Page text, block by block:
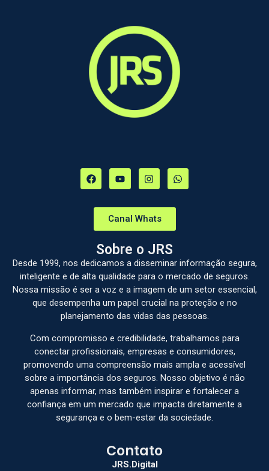
Canal Whats
Sobre o JRS
Desde 1999, nos dedicamos a disseminar informação segura,
inteligente e de alta qualidade para o mercado de seguros.
Nossa missão é ser a voz e a imagem de um setor essencial,
que desempenha um papel crucial na proteção e no
planejamento das vidas das pessoas.
Com compromisso e credibilidade, trabalhamos para
conectar profissionais, empresas e consumidores,
promovendo uma compreensão mais ampla e acessível
sobre a importância dos seguros. Nosso objetivo é não
apenas informar, mas também inspirar e fortalecer a
confiança em um mercado que impacta diretamente a
segurança e o bem-estar da sociedade.
Contato
JRS.Digital